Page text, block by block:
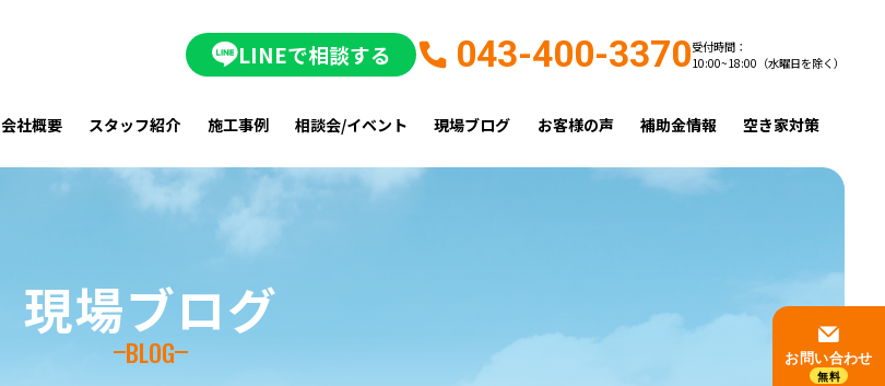
お問い合わせ
無料
LINEで相談する 043-400-3370受付時間：
10:00~18:00（水曜日を除く）
会社概要 スタッフ紹介 施工事例 相談会/イベント 現場ブログ お客様の声 補助金情報 空き家対策
現場ブログ
BLOG